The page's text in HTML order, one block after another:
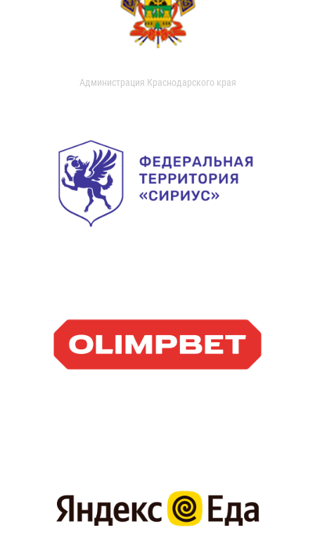
Администрация Краснодарского края